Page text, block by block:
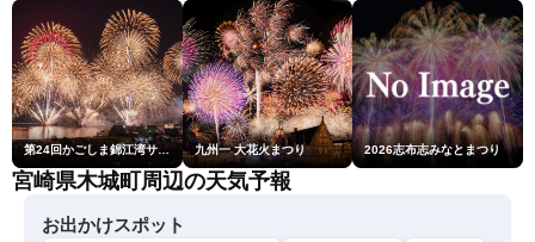
第24回かごしま錦江湾サマーナイト大花火大会 九州一 大花火まつり 2026志布志みなとまつり
宮崎県木城町周辺の天気予報
お出かけスポット